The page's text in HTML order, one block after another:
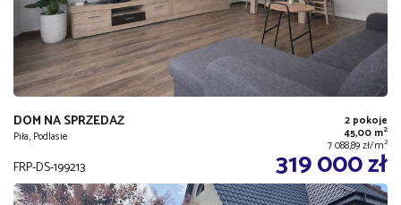
DOM NA SPRZEDAŻ
Piła, Podlasie
2 pokoje
45,00 m2
7 088,89 zł/m2
FRP-DS-199213 319 000 zł